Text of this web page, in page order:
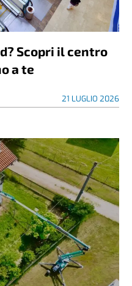
Scopri il centro
a te
21 LUGLIO 2026